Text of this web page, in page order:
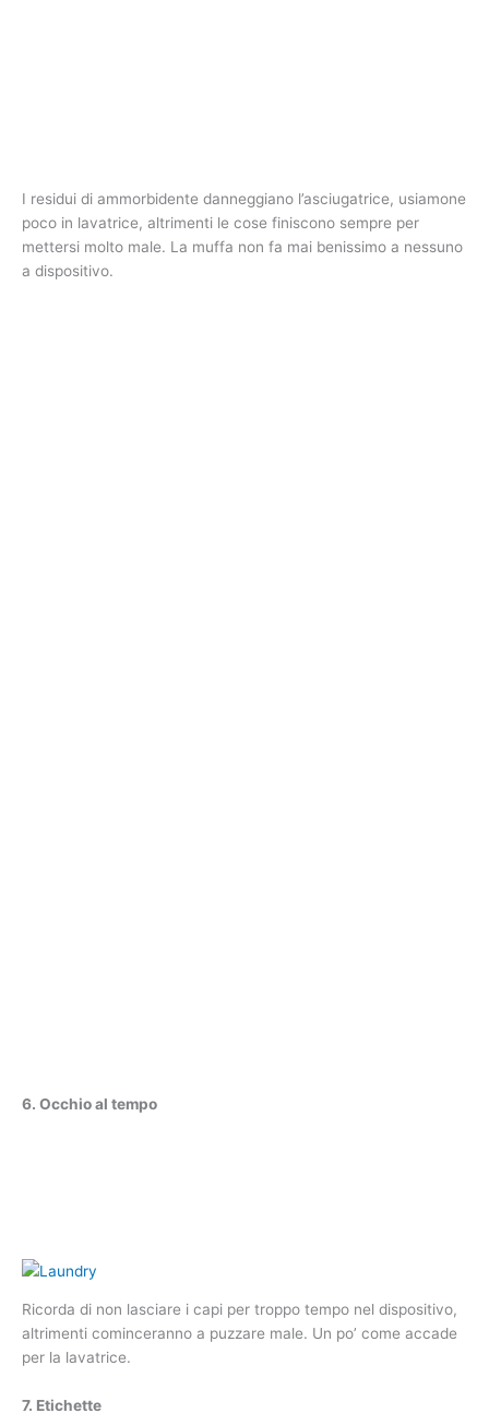
I residui di ammorbidente danneggiano l’asciugatrice, usiamone
poco in lavatrice, altrimenti le cose finiscono sempre per
mettersi molto male. La muffa non fa mai benissimo a nessuno
a dispositivo.
6. Occhio al tempo
Ricorda di non lasciare i capi per troppo tempo nel dispositivo,
altrimenti cominceranno a puzzare male. Un po’ come accade
per la lavatrice.
7. Etichette